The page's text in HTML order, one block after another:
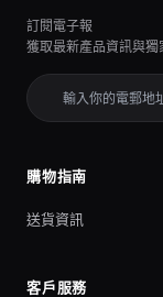
訂閱電子報
獲取最新產品資訊與獨
購物指南
送貨資訊
客戶服務